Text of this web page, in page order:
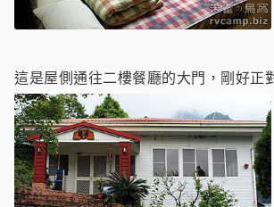
這是屋側通往二樓餐廳的大門，剛好正